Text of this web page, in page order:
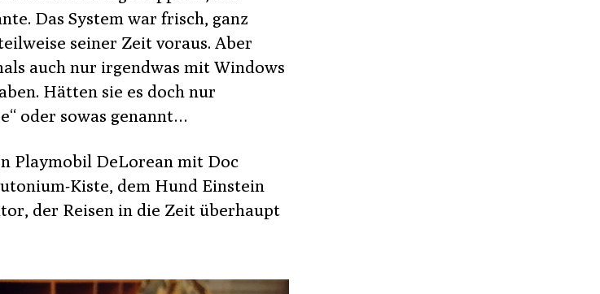
Das System war frisch, ganz
seiner Zeit voraus. Aber
auch nur irgendwas mit Windows
Hätten sie es doch nur
oder sowas genannt…
Playmobil DeLorean mit Doc
Kiste, dem Hund Einstein
der Reisen in die Zeit überhaupt